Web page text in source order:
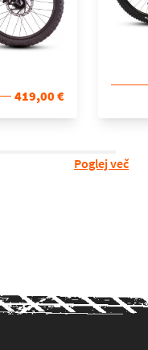
419,00 €
Poglej več